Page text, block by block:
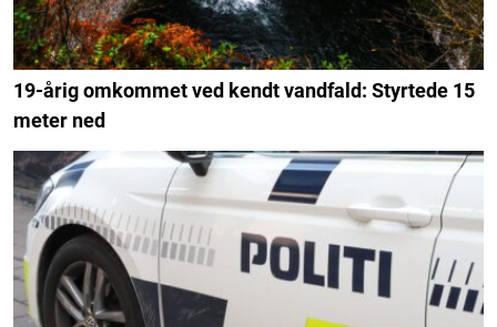
19-årig omkommet ved kendt vandfald: Styrtede 15
meter ned